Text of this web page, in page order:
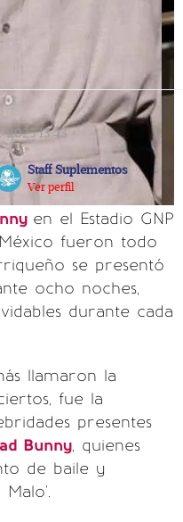
2025 13:43
Staff Suplementos
Ver perfil
en el Estadio GNP
fueron todo
se presentó
ocho noches,
durante cada
llamaron la
fue la
presentes
Bunny, quienes
de baile y